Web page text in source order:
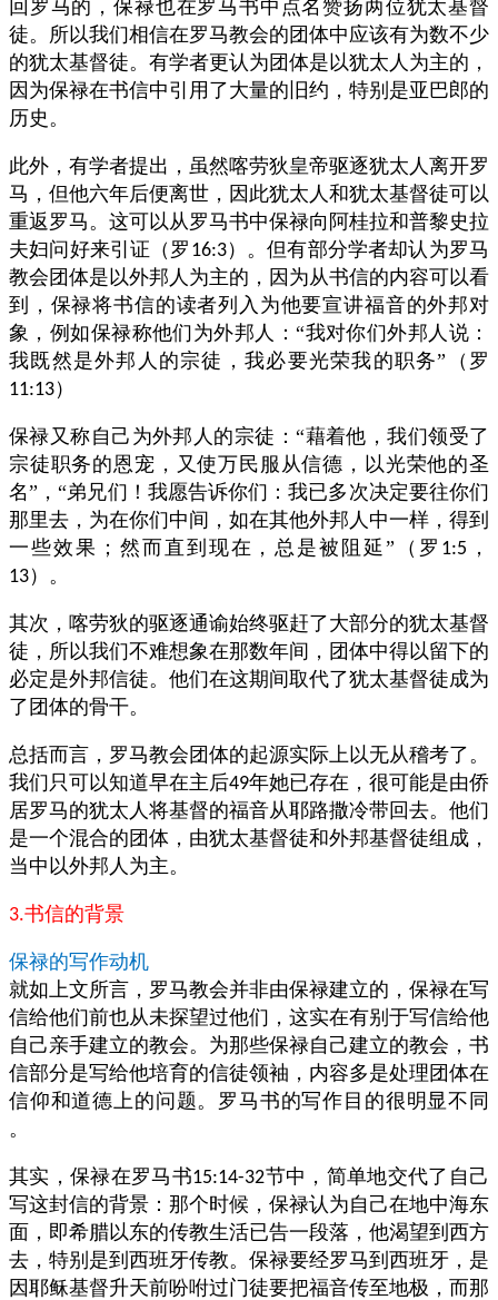
回罗马的，保禄也在罗马书中点名赞扬两位犹太基督
徒。所以我们相信在罗马教会的团体中应该有为数不少
的犹太基督徒。有学者更认为团体是以犹太人为主的，
因为保禄在书信中引用了大量的旧约，特别是亚巴郎的
历史。
此外，有学者提出，虽然喀劳狄皇帝驱逐犹太人离开罗
马，但他六年后便离世，因此犹太人和犹太基督徒可以
重返罗马。这可以从罗马书中保禄向阿桂拉和普黎史拉
夫妇问好来引证（罗 16:3）。但有部分学者却认为罗马
教会团体是以外邦人为主的，因为从书信的内容可以看
到，保禄将书信的读者列入为他要宣讲福音的外邦对
象，例如保禄称他们为外邦人：“我对你们外邦人说：
我既然是外邦人的宗徒，我必要光荣我的职务”（罗
11:13）
保禄又称自己为外邦人的宗徒：“藉着他，我们领受了
宗徒职务的恩宠，又使万民服从信德，以光荣他的圣
名”，“弟兄们！我愿告诉你们：我已多次决定要往你们
那里去，为在你们中间，如在其他外邦人中一样，得到
一些效果；然而直到现在，总是被阻延”（罗 1:5 ，
13）。
其次，喀劳狄的驱逐通谕始终驱赶了大部分的犹太基督
徒，所以我们不难想象在那数年间，团体中得以留下的
必定是外邦信徒。他们在这期间取代了犹太基督徒成为
了团体的骨干。
总括而言，罗马教会团体的起源实际上以无从稽考了。
我们只可以知道早在主后49年她已存在，很可能是由侨
居罗马的犹太人将基督的福音从耶路撒冷带回去。他们
是一个混合的团体，由犹太基督徒和外邦基督徒组成，
当中以外邦人为主。
3.书信的背景
保禄的写作动机
就如上文所言，罗马教会并非由保禄建立的，保禄在写
信给他们前也从未探望过他们，这实在有别于写信给他
自己亲手建立的教会。为那些保禄自己建立的教会，书
信部分是写给他培育的信徒领袖，内容多是处理团体在
信仰和道德上的问题。罗马书的写作目的很明显不同
。
其实，保禄在罗马书15:14-32节中，简单地交代了自己
写这封信的背景：那个时候，保禄认为自己在地中海东
面，即希腊以东的传教生活已告一段落，他渴望到西方
去，特别是到西班牙传教。保禄要经罗马到西班牙，是
因耶稣基督升天前吩咐过门徒要把福音传至地极，而那